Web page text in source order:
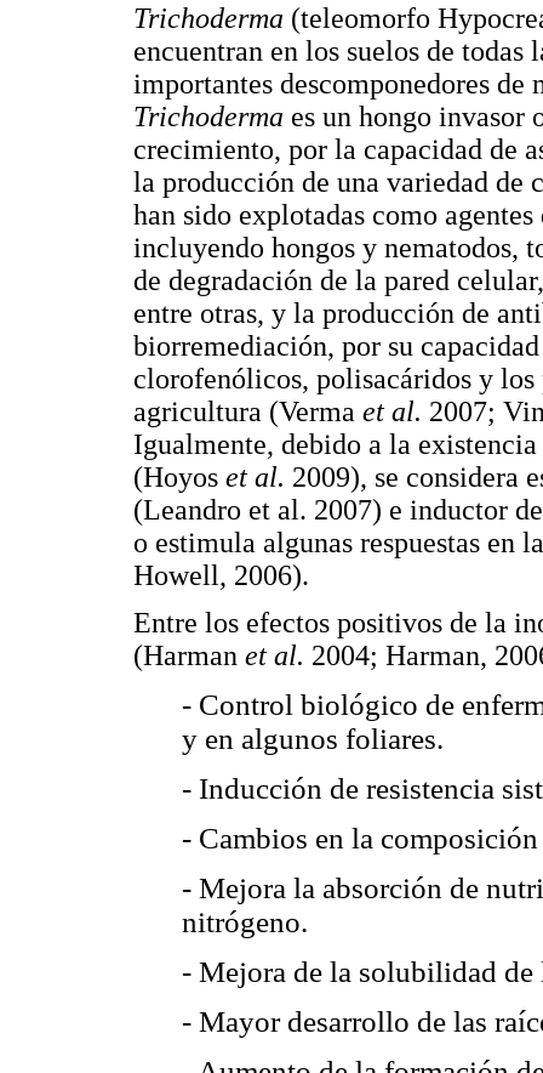
Trichoderma (teleomorfo
encuentran en los suelos de
importantes descomponedores de
Trichoderma es un hongo invasor
crecimiento, por la capacidad de
la producción de una variedad de
han sido explotadas como
incluyendo hongos y nematodos,
de degradación de la pared
entre otras, y la producción de
biorremediación, por su
clorofenólicos, polisacáridos y
agricultura (Verma et al. 2007;
Igualmente, debido a la
(Hoyos et al. 2009), se considera
(Leandro et al. 2007) e inductor
o estimula algunas respuestas en
Howell, 2006).
Entre los efectos positivos de la
(Harman et al. 2004; Harman,
- Control biológico de
y en algunos foliares.
- Inducción de resistencia
- Cambios en la
- Mejora la absorción de
nitrógeno.
- Mejora de la solubilidad
- Mayor desarrollo de las